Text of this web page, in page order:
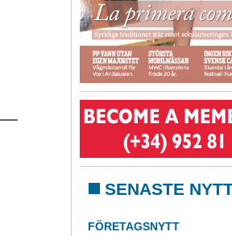
SENASTE
FÖRETAGSNYTT